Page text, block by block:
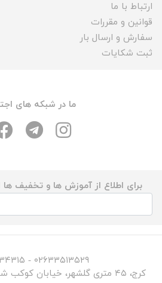
ارتباط با ما
قوانین و مقررات
سفارش و ارسال بار
ثبت شکایات
ما در شبکه های
برای اطلاع از آموزش ها و تخفیف ها
۰۲۶۳۳۵۱۳۵۲۹ - ۰۲۶۳۳۵۳۴۳۱۵
کرج، ۴۵ متری گلشهر، خیابان کوکب شرقی، عکس و فیلم مکث